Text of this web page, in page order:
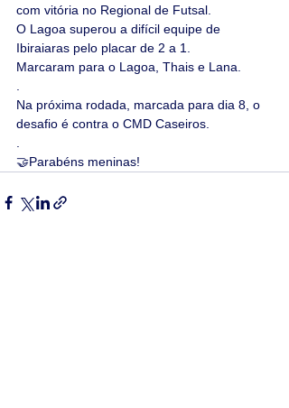
com vitória no Regional de Futsal.
O Lagoa superou a difícil equipe de
Ibiraiaras pelo placar de 2 a 1.
Marcaram para o Lagoa, Thais e Lana.
.
Na próxima rodada, marcada para dia 8, o
desafio é contra o CMD Caseiros.
.
🤝Parabéns meninas!